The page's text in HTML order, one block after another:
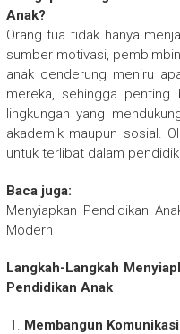
Anak?
Orang tua tidak hanya
sumber motivasi,
anak cenderung meniru
mereka, sehingga
lingkungan yang
akademik maupun sosial.
untuk terlibat dalam
Baca juga:
Menyiapkan Pendidikan
Modern
Langkah-Langkah
Pendidikan Anak
Membangun